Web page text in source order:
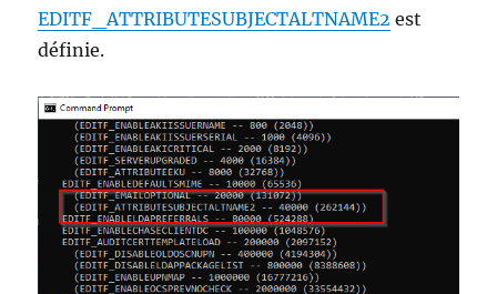
EDITF_ATTRIBUTESUBJECTALTNAME2 est
définie.